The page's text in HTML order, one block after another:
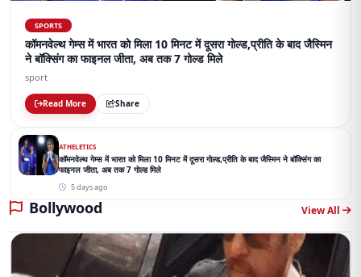
SPORTS
कॉमनवेल्थ गेम्स में भारत को मिला 10 मिनट में दूसरा गोल्ड,प्रीति के बाद जैस्मिन
ने बॉक्सिंग का फाइनल जीता, अब तक 7 गोल्ड मिले
sport
Read More Share
ATHELETICS
कॉमनवेल्थ गेम्स में भारत को मिला 10 मिनट में दूसरा गोल्ड,प्रीति के बाद जैस्मिन ने बॉक्सिंग का
फाइनल जीता, अब तक 7 गोल्ड मिले
5 days ago
Bollywood View All